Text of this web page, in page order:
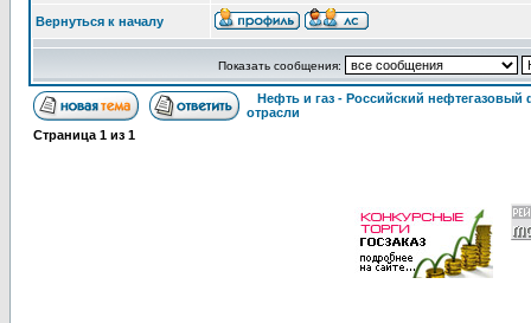
Вернуться к началу
Показать сообщения:
Нефть и газ - Российский нефтегазовый
отрасли
Страница 1 из 1